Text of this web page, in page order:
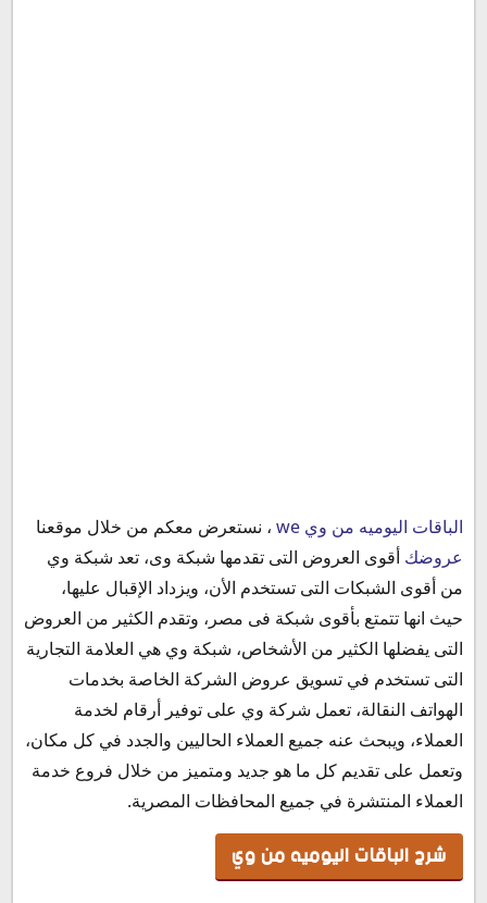
شرح الباقات اليوميه من وي
تفاصيل أكثر عن الباقات اليوميه من وي
الشروط والاحكام :
الباقات اليوميه من وي we
، نستعرض معكم من خلال موقعنا
عروضك أقوى العروض التى تقدمها شبكة وى، تعد شبكة وي
من أقوى الشبكات التى تستخدم الأن، ويزداد الإقبال عليها،
حيث انها تتمتع بأقوى شبكة فى مصر، وتقدم الكثير من العروض
التى يفضلها الكثير من الأشخاص، شبكة وي هي العلامة التجارية
التى تستخدم في تسويق عروض الشركة الخاصة بخدمات
الهواتف النقالة، تعمل شركة وي على توفير أرقام لخدمة
العملاء، ويبحث عنه جميع العملاء الحاليين والجدد في كل مكان،
وتعمل على تقديم كل ما هو جديد ومتميز من خلال فروع خدمة
العملاء المنتشرة في جميع المحافظات المصرية.
شرح الباقات اليوميه من وي